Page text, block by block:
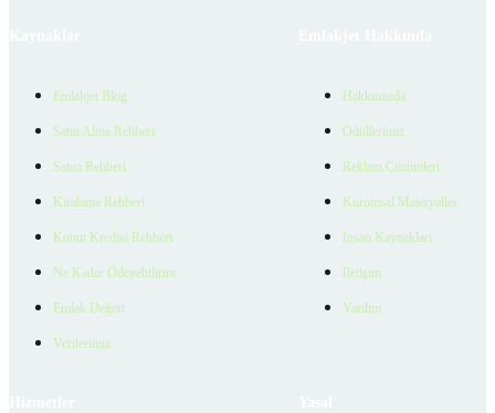
Emlakjet Blog
Satın Alma Rehberi
Satıcı Rehberi
Kiralama Rehberi
Konut Kredisi Rehberi
Ne Kadar Ödeyebilirim
Emlak Değeri
Verilerimiz
Hakkımızda
Ödüllerimiz
Reklam Çözümleri
Kurumsal Materyaller
İnsan Kaynakları
İletişim
Yardım